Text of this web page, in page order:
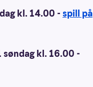
kl. 14.00 - spill på
søndag kl. 16.00 -